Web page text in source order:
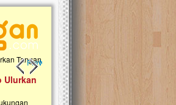
Previous slide
Next slide
Ulurkan
Open Donasi Wakaf
Rumah Qur'an & TK Islam